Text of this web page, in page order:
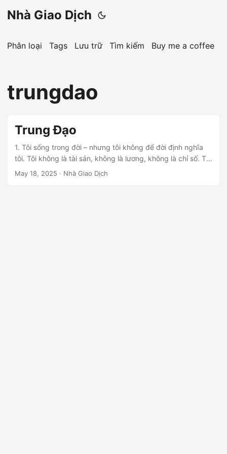
Nhà Giao Dịch
Phân loại Tags Lưu trữ Tìm kiếm Buy me a coffee
trungdao
Trung Đạo
1. Tôi sống trong đời – nhưng tôi không để đời định nghĩa
tôi. Tôi không là tài sản, không là lương, không là chỉ số. Tôi
là một con người có tâm thức – có thể quan sát chính mình
May 18, 2025 · Nhà Giao Dịch